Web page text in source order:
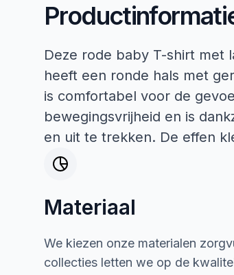
Deze rode baby T-shirt met
heeft een ronde hals met
is comfortabel voor de
bewegingsvrijheid en is
en uit te trekken. De effen
Materiaal
We kiezen onze materialen
collecties letten we op de